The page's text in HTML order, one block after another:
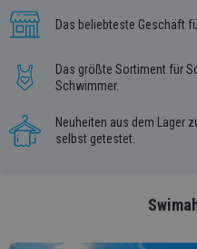
Das beliebteste Geschäft
Das größte Sortiment für
Schwimmer.
Neuheiten aus dem Lager
selbst getestet.